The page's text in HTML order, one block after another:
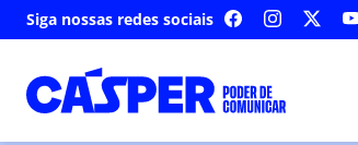
Siga nossas redes sociais FACEBOOKINSTAGRAM